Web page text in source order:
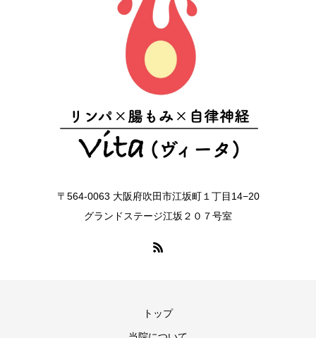
〒564-0063 大阪府吹田市江坂町１丁目14−20
グランドステージ江坂２０７号室
トップ